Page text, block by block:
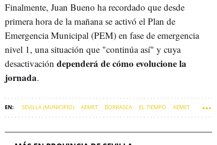
Finalmente, Juan Bueno ha recordado que desde
primera hora de la mañana se activó el Plan de
Emergencia Municipal (PEM) en fase de emergencia
nivel 1, una situación que "continúa así" y cuya
desactivación dependerá de cómo evolucione la
jornada.
SEVILLA (MUNICIPIO) AEMET BORRASCA EL TIEMPO AEMET